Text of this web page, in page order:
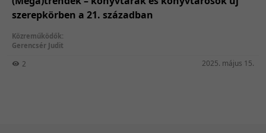
szerepkörben a 21. században
Közreműködők:
Gerencsér Judit
2 2025. május 15.